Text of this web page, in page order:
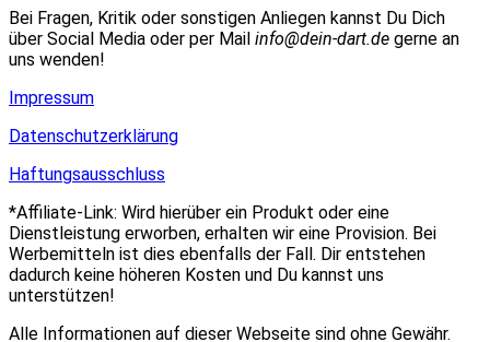
Bei Fragen, Kritik oder sonstigen Anliegen kannst Du Dich
über Social Media oder per Mail info@dein-dart.de gerne an
uns wenden!
Impressum
Datenschutzerklärung
Haftungsausschluss
*Affiliate-Link: Wird hierüber ein Produkt oder eine
Dienstleistung erworben, erhalten wir eine Provision. Bei
Werbemitteln ist dies ebenfalls der Fall. Dir entstehen
dadurch keine höheren Kosten und Du kannst uns
unterstützen!
Alle Informationen auf dieser Webseite sind ohne Gewähr.